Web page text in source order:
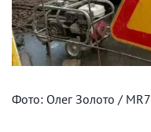
Фото: Олег Золото / MR7